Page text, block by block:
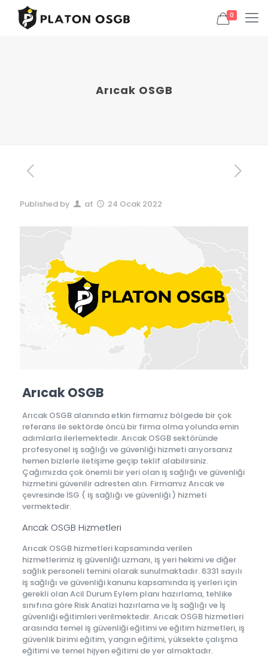
0
Arıcak OSGB
Published by at 24 Ocak 2022
Arıcak OSGB
Arıcak OSGB alanında etkin firmamız bölgede bir çok
referans ile sektörde öncü bir firma olma yolunda emin
adımlarla ilerlemektedir. Arıcak OSGB sektöründe
profesyonel iş sağlığı ve güvenliği hizmeti arıyorsanız
hemen bizlerle iletişime geçip teklif alabilirsiniz.
Çağımızda çok önemli bir yeri olan iş sağlığı ve güvenliği
hizmetini güvenilir adresten alın. Firmamız Arıcak ve
çevresinde İSG ( iş sağlığı ve güvenliği ) hizmeti
vermektedir.
Arıcak OSGB Hizmetleri
Arıcak OSGB hizmetleri kapsamında verilen
hizmetlerimiz iş güvenliği uzmanı, iş yeri hekimi ve diğer
sağlık personeli temini olarak sunulmaktadır. 6331 sayılı
iş sağlığı ve güvenliği kanunu kapsamında iş yerleri için
gerekli olan Acil Durum Eylem planı hazırlama, tehlike
sınıfına göre Risk Analizi hazırlama ve İş sağlığı ve İş
güvenliği eğitimleri verilmektedir. Arıcak OSGB hizmetleri
arasında temel iş güvenliği eğitimi ve eğitim hizmetleri, iş
güvenlik birimi eğitim, yangın eğitimi, yüksekte çalışma
eğitimi ve temel hijyen eğitimi de yer almaktadır.